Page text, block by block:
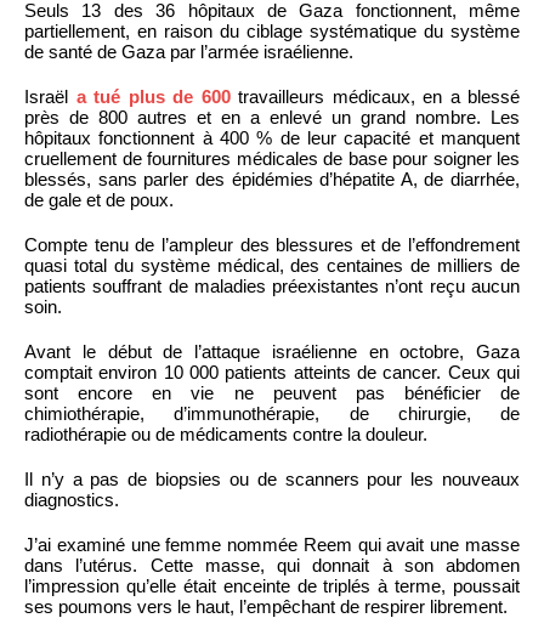
Seuls 13 des 36 hôpitaux de Gaza fonctionnent, même
partiellement, en raison du ciblage systématique du système
de santé de Gaza par l’armée israélienne.
Israël a tué plus de 600travailleurs médicaux, en a blessé
près de 800 autres et en a enlevé un grand nombre. Les
hôpitaux fonctionnent à 400 % de leur capacité et manquent
cruellement de fournitures médicales de base pour soigner les
blessés, sans parler des épidémies d’hépatite A, de diarrhée,
de gale et de poux.
Compte tenu de l’ampleur des blessures et de l’effondrement
quasi total du système médical, des centaines de milliers de
patients souffrant de maladies préexistantes n’ont reçu aucun
soin.
Avant le début de l’attaque israélienne en octobre, Gaza
comptait environ 10 000 patients atteints de cancer. Ceux qui
sont encore en vie ne peuvent pas bénéficier de
chimiothérapie, d’immunothérapie, de chirurgie, de
radiothérapie ou de médicaments contre la douleur.
Il n’y a pas de biopsies ou de scanners pour les nouveaux
diagnostics.
J’ai examiné une femme nommée Reem qui avait une masse
dans l’utérus. Cette masse, qui donnait à son abdomen
l’impression qu’elle était enceinte de triplés à terme, poussait
ses poumons vers le haut, l’empêchant de respirer librement.